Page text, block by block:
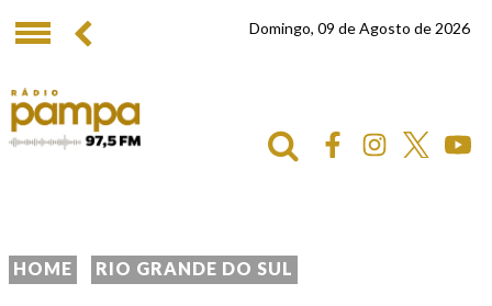
Domingo, 09 de Agosto de 2026
HOME RIO GRANDE DO SUL